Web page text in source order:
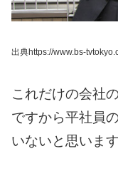
出典https://www.bs-
これだけの会社
ですから平社員
いないと思います